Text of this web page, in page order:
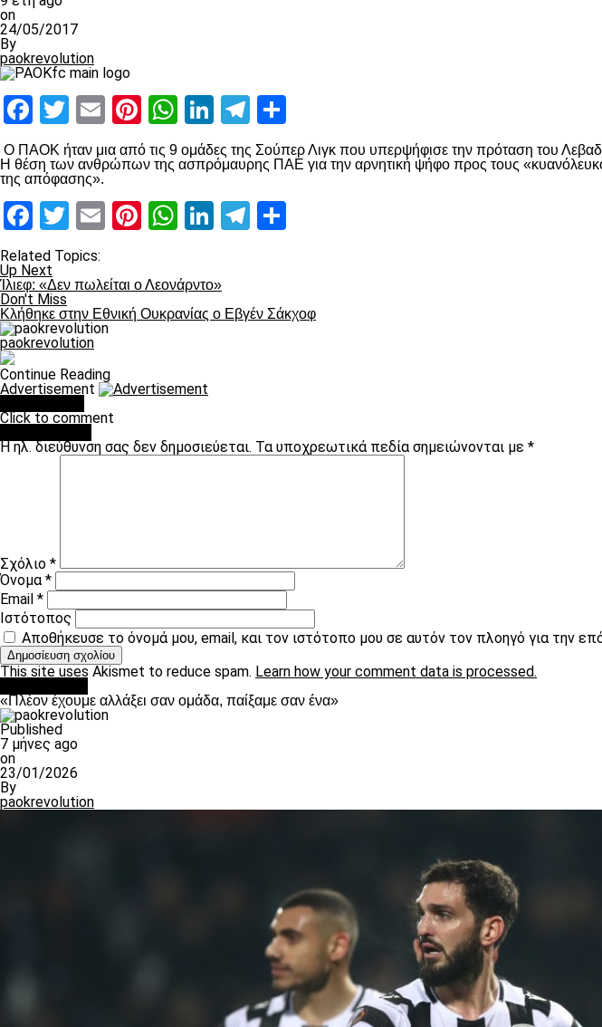
on
24/05/2017
By
paokrevolution
Facebook
Twitter
EmailPinterest
WhatsApp
LinkedIn
Telegram
Ο ΠΑΟΚ ήταν μια από τις 9 ομάδες της Σούπερ Λιγκ που υπερψήφισε την πρόταση του
Η θέση των ανθρώπων της ασπρόμαυρης ΠΑΕ για την αρνητική ψήφο προς τους
της απόφασης».
Facebook
Twitter
EmailPinterest
WhatsApp
LinkedIn
Telegram
Related Topics:
Up Next
Ίλιεφ: «Δεν πωλείται ο Λεονάρντο»
Don't Miss
Κλήθηκε στην Εθνική Ουκρανίας ο Εβγέν Σάκχοφ
paokrevolution
Continue Reading
Advertisement
Click to comment
Η ηλ. διεύθυνση σας δεν δημοσιεύεται. Τα υποχρεωτικά πεδία σημειώνονται με *
Σχόλιο *
Όνομα*
Email *
Ιστότοπος
Αποθήκευσε το όνομά μου, email, και τον ιστότοπο μου σε αυτόν τον πλοηγό για την
This site uses Akismet to reduce spam. Learn how your comment data is processed.
«Πλέον έχουμε αλλάξει σαν ομάδα, παίξαμε σαν ένα»
Published
7 μήνες ago
on
23/01/2026
By
paokrevolution